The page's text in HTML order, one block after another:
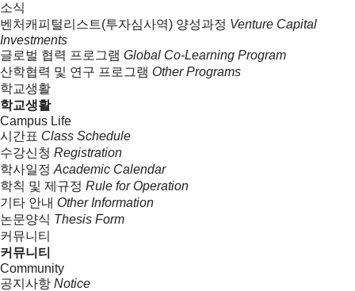
소식
벤처캐피털리스트(투자심사역) 양성과정 Venture Capital
Investments
글로벌 협력 프로그램 Global Co-Learning Program
산학협력 및 연구 프로그램 Other Programs
학교생활
학교생활
Campus Life
시간표 Class Schedule
수강신청 Registration
학사일정 Academic Calendar
학칙 및 제규정 Rule for Operation
기타 안내 Other Information
논문양식 Thesis Form
커뮤니티
커뮤니티
Community
공지사항 Notice